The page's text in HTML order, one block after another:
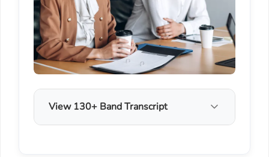
View 130+ Band Transcript